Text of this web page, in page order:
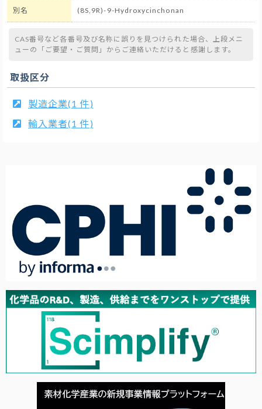
別名 (8S,9R)-9-Hydroxycinchonan
CAS番号など各番号及び名称に誤りを見つけられた場合、上段メニ
ューの「ご要望・ご質問」からご連絡いただけると感謝します。
取扱区分
製造企業(1 件)
輸入業者(1 件)